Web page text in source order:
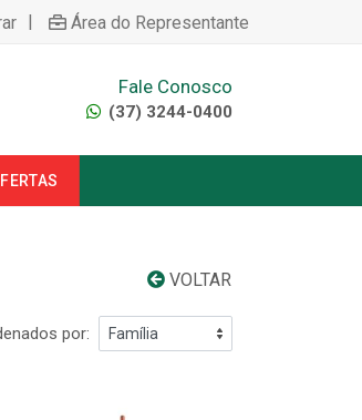
| Área do Representante
Fale Conosco
(37) 3244-0400
VOLTAR
por: